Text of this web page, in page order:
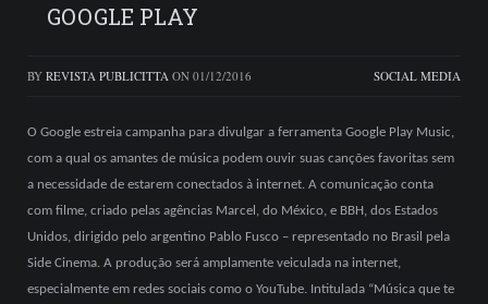
GOOGLE PLAY
BY REVISTA PUBLICITTA ON 01/12/2016 SOCIAL MEDIA
O Google estreia campanha para divulgar a ferramenta Google Play Music,
com a qual os amantes de música podem ouvir suas canções favoritas sem
a necessidade de estarem conectados à internet. A comunicação conta
com filme, criado pelas agências Marcel, do México, e BBH, dos Estados
Unidos, dirigido pelo argentino Pablo Fusco – representado no Brasil pela
Side Cinema. A produção será amplamente veiculada na internet,
especialmente em redes sociais como o YouTube. Intitulada “Música que te